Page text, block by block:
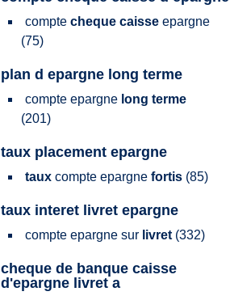
compte cheque caisse epargne
(75)
plan d epargne long terme
compte epargne long terme
(201)
taux placement epargne
taux compte epargne fortis (85)
taux interet livret epargne
compte epargne sur livret (332)
cheque de banque caisse
d'epargne livret a